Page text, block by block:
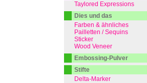
Taylored Expressions
Dies und das
Farben & ähnliches
Pailletten / Sequins
Sticker
Wood Veneer
Embossing-Pulver
Stifte
Delta-Marker